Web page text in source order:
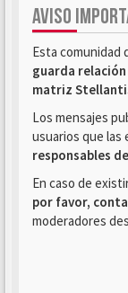
AVISO
Esta comunidad
guarda
matriz
Los mensajes
usuarios que las
responsables
En caso de
por favor,
moderadores